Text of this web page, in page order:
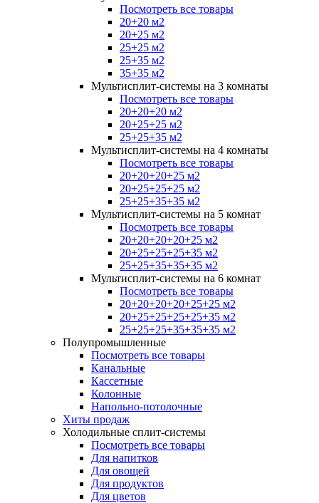
Посмотреть все товары
20+20 м2
20+25 м2
25+25 м2
25+35 м2
35+35 м2
Мультисплит-системы на 3 комнаты
Посмотреть все товары
20+20+20 м2
20+25+25 м2
25+25+35 м2
Мультисплит-системы на 4 комнаты
Посмотреть все товары
20+20+20+25 м2
20+25+25+25 м2
25+25+35+35 м2
Мультисплит-системы на 5 комнат
Посмотреть все товары
20+20+20+20+25 м2
20+25+25+25+35 м2
25+25+35+35+35 м2
Мультисплит-системы на 6 комнат
Посмотреть все товары
20+20+20+20+25+25 м2
20+25+25+25+25+35 м2
25+25+25+35+35+35 м2
Полупромышленные
Посмотреть все товары
Канальные
Кассетные
Колонные
Напольно-потолочные
Хиты продаж
Холодильные сплит-системы
Посмотреть все товары
Для напитков
Для овощей
Для продуктов
Для цветов